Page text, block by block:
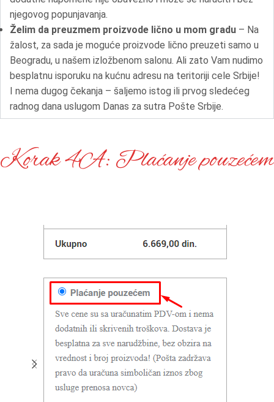
njegovog popunjavanja.
Želim da preuzmem proizvode lično u mom gradu – Na
žalost, za sada je moguće proizvode lično preuzeti samo u
Beogradu, u našem izložbenom salonu. Ali zato Vam nudimo
besplatnu isporuku na kućnu adresu na teritoriji cele Srbije!
I nema dugog čekanja – šaljemo istog ili prvog sledećeg
radnog dana uslugom Danas za sutra Pošte Srbije.
Korak 4A: Plaćanje pouzećem